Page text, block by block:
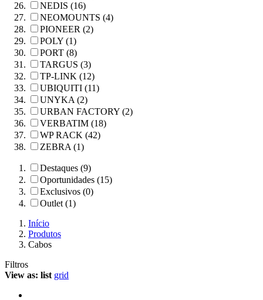
NEDIS (16)
NEOMOUNTS (4)
PIONEER (2)
POLY (1)
PORT (8)
TARGUS (3)
TP-LINK (12)
UBIQUITI (11)
UNYKA (2)
URBAN FACTORY (2)
VERBATIM (18)
WP RACK (42)
ZEBRA (1)
Destaques (9)
Oportunidades (15)
Exclusivos (0)
Outlet (1)
Início
Produtos
Cabos
Filtros
View as: list grid